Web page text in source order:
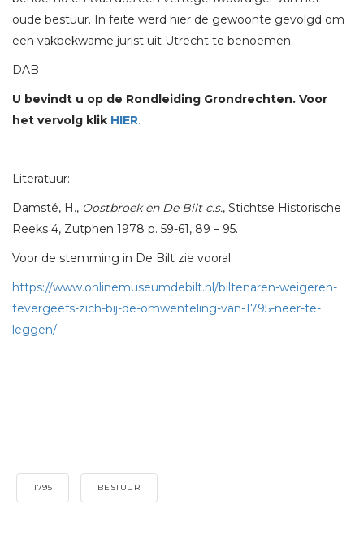
oude bestuur. In feite werd hier de gewoonte gevolgd om
een vakbekwame jurist uit Utrecht te benoemen.
DAB
U bevindt u op de Rondleiding Grondrechten. Voor
het vervolg klik HIER.
Literatuur:
Damsté, H., Oostbroek en De Bilt c.s., Stichtse Historische
Reeks 4, Zutphen 1978 p. 59-61, 89 – 95.
Voor de stemming in De Bilt zie vooral:
https://www.onlinemuseumdebilt.nl/biltenaren-weigeren-
tevergeefs-zich-bij-de-omwenteling-van-1795-neer-te-
leggen/
1795 BESTUUR